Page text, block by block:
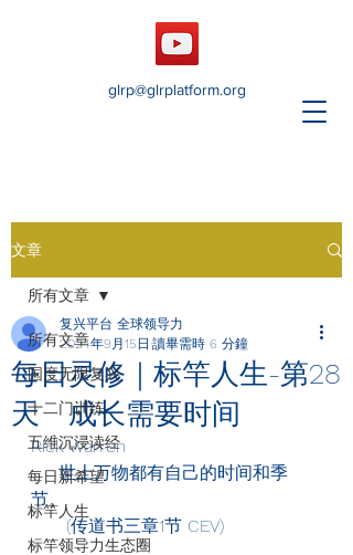
glrp@glrplatform.org
文章
所有文章
国度无限复兴
十二门训练
五维沉浸读经
每日新希望
标竿人生
标竿领导力生态圈
所有文章
每日灵修｜标竿人生-第28
天 成长需要时间
复兴平台 全球领导力
2024年9月15日 讀畢需時 6 分鐘
Rick Warren
     世上万物都有自己的时间和季
节。
(传道书三章1节 CEV)